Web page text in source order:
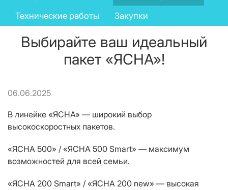
menu
Технические работы
Закупки
Выбирайте ваш идеальный
пакет «ЯСНА»!
06.06.2025
В линейке «ЯСНА» — широкий выбор
высокоскоростных пакетов.
«ЯСНА 500» / «ЯСНА 500 Smart» — максимум
возможностей для всей семьи.
«ЯСНА 200 Smart» / «ЯСНА 200 new» — высокая